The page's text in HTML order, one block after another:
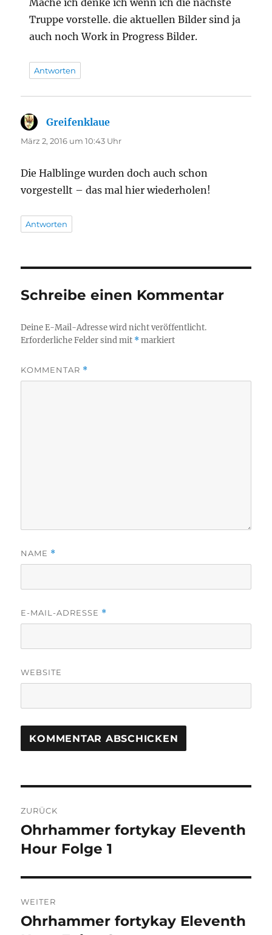
Mache ich denke ich wenn ich die nächste
Truppe vorstelle. die aktuellen Bilder sind ja
auch noch Work in Progress Bilder.
Antworten
Greifenklaue
März 2, 2016 um 10:43 Uhr
Die Halblinge wurden doch auch schon
vorgestellt – das mal hier wiederholen!
Antworten
Schreibe einen Kommentar
Deine E-Mail-Adresse wird nicht veröffentlicht.
Erforderliche Felder sind mit *markiert
KOMMENTAR *
NAME *
E-MAIL-ADRESSE *
WEBSITE
ZURÜCK
Vorheriger
Beitrag:
Ohrhammer fortykay Eleventh
Hour Folge 1
WEITER
Nächster
Ohrhammer fortykay Eleventh